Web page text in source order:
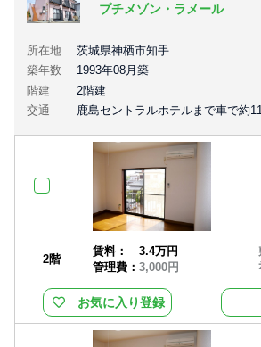
プチメゾン・ラメール
所在地
茨城県神栖市知手
築年数
1993年08月築
階建
2階建
交通
鹿島セントラルホテルまで車で約
2階
賃料：
3.4万円
管理費： 3,000円
お気に入り登録